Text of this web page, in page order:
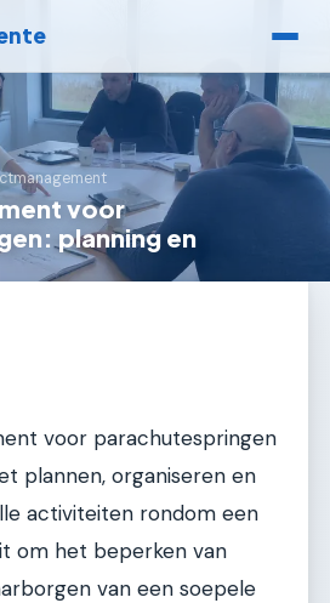
voor
planning en
voor parachutespringen
plannen, organiseren en
activiteiten rondom een
om het beperken van
van een soepele